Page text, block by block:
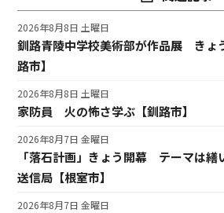
釧路青陵中学校美術部が作品展 きょ
路市】
2026年8月8日 土曜日
家防員 火の怖さ学ぶ【釧路市】
2026年8月8日 土曜日
「落石計画」きょう開幕 テーマは
送信局【根室市】
2026年8月7日 金曜日
2026年8月7日 金曜日